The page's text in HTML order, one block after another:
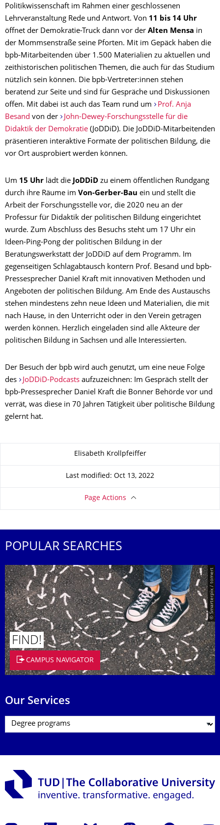
Politikwissenschaft im Rahmen einer geschlossenen
Lehrveranstaltung Rede und Antwort. Von 11 bis 14 Uhr
öffnet der Demokratie-Truck dann vor der Alten Mensa in
der Mommsenstraße seine Pforten. Mit im Gepäck haben die
bpb-Mitarbeitenden über 1.500 Materialien zu aktuellen und
zeithistorischen politischen Themen, die auch für das Studium
nützlich sein können. Die bpb-Vertreter:innen stehen
beratend zur Seite und sind für Gespräche und Diskussionen
offen. Mit dabei ist auch das Team rund um
Prof. Anja
Besand von der
John-Dewey-Forschungsstelle für die
Didaktik der Demokratie (JoDDiD). Die JoDDiD-Mitarbeitenden
präsentieren interaktive Formate der politischen Bildung, die
vor Ort ausprobiert werden können.
Um 15 Uhr lädt die JoDDiD zu einem öffentlichen Rundgang
durch ihre Räume im Von-Gerber-Bau ein und stellt die
Arbeit der Forschungsstelle vor, die 2020 neu an der
Professur für Didaktik der politischen Bildung eingerichtet
wurde. Zum Abschluss des Besuchs steht um 17 Uhr ein
Ideen-Ping-Pong der politischen Bildung in der
Beratungswerkstatt der JoDDiD auf dem Programm. Im
gegenseitigen Schlagabtausch kontern Prof. Besand und bpb-
Pressesprecher Daniel Kraft mit innovativen Methoden und
Angeboten der politischen Bildung. Am Ende des Austauschs
stehen mindestens zehn neue Ideen und Materialien, die mit
nach Hause, in den Unterricht oder in den Verein getragen
werden können. Herzlich eingeladen sind alle Akteure der
politischen Bildung in Sachsen und alle Interessierten.
Der Besuch der bpb wird auch genutzt, um eine neue Folge
des
JoDDiD-Podcastsaufzuzeichnen: Im Gespräch stellt der
bpb-Pressesprecher Daniel Kraft die Bonner Behörde vor und
verrät, was diese in 70 Jahren Tätigkeit über politische Bildung
gelernt hat.
About this pageElisabeth Krollpfeiffer
Last modified: Oct 13, 2022
Page Actions
POPULAR SEARCHES
© Smarterpix / tomert
FIND!
CAMPUS NAVIGATOR
Our Services